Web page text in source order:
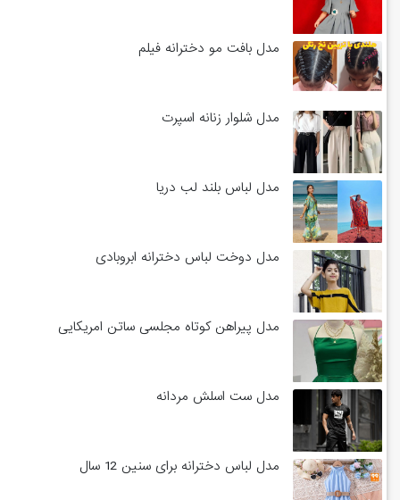
مدل بافت مو دخترانه فیلم
مدل شلوار زنانه اسپرت
مدل لباس بلند لب دریا
مدل دوخت لباس دخترانه ابروبادی
مدل پیراهن کوتاه مجلسی ساتن امریکایی
مدل ست اسلش مردانه
مدل لباس دخترانه برای سنین 12 سال